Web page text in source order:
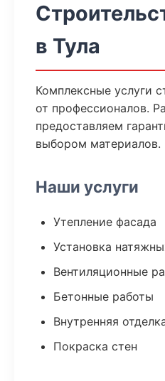
в Тула
Комплексные услуги
от профессионалов.
предоставляем
выбором материалов.
Наши услуги
Утепление фасада
Установка
Вентиляционные
Бетонные работы
Внутренняя
Покраска стен